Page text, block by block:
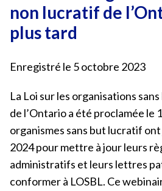
non lucratif de
plus tard
Enregistré le 5 octobre 2023
La Loi sur les organisations
de l’Ontario a été proclamée le
organismes sans but lucratif
2024 pour mettre à jour leurs
administratifs et leurs lettres
conformer à LOSBL. Ce